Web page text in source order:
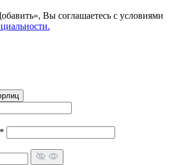
Вы соглашаетесь c условиями